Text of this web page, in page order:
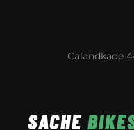
Calandkade
SACHE